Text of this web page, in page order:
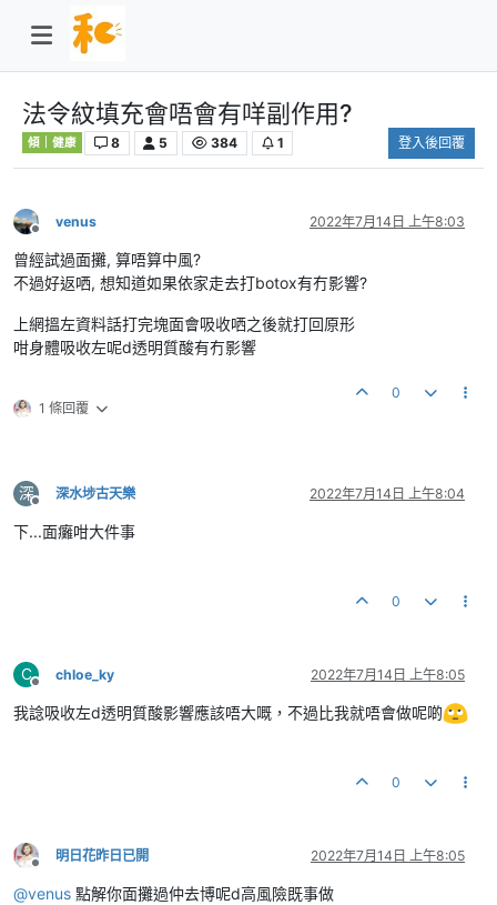
法令紋填充會唔會有咩副作用?
傾｜健康 8 5 384 1 登入後回覆
離線
venus 2022年7月14日 上午8:03
曾經試過面攤, 算唔算中風?
不過好返哂, 想知道如果依家走去打botox有冇影響?
上網搵左資料話打完塊面會吸收哂之後就打回原形
咁身體吸收左呢d透明質酸有冇影響
1 條回覆
0
深
離線
深水埗古天樂 2022年7月14日 上午8:04
下...面癱咁大件事
0
C
離線
chloe_ky 2022年7月14日 上午8:05
我諗吸收左d透明質酸影響應該唔大嘅，不過比我就唔會做呢啲
0
離線
明日花昨日已開 2022年7月14日 上午8:05
@venus 點解你面攤過仲去博呢d高風險既事做